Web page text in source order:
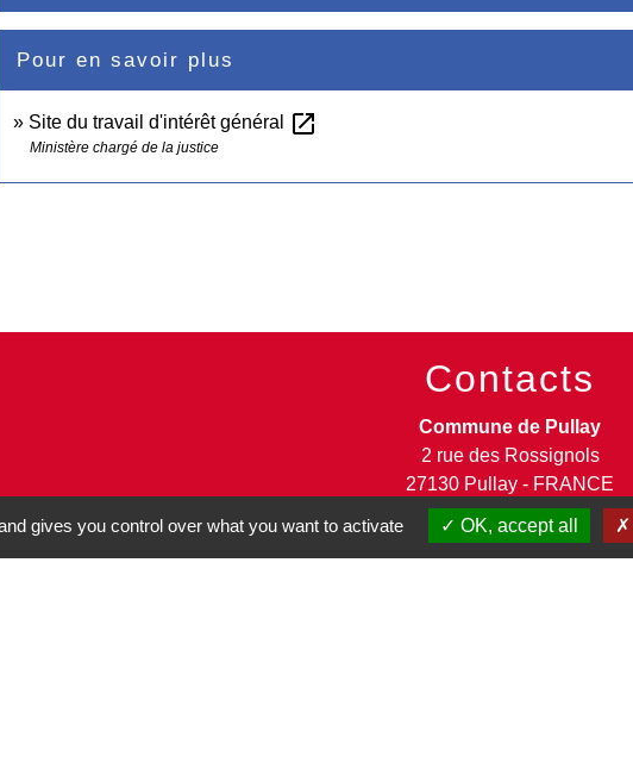
Pour en savoir plus
Site du travail d'intérêt général open_in_new
Ministère chargé de la justice
Contacts
Commune de Pullay
2 rue des Rossignols
27130 Pullay - FRANCE
+33 2 32 32 18 58
gives you control over what you want to activate OK, accept all